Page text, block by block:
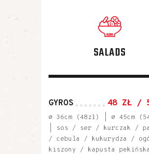
SALADS
GYROS 48 ZŁ /
⌀ 36cm (48zł) | ⌀ 45cm
| sos / ser / kurczak /
/ cebula / kukurydza /
kiszony / kapusta